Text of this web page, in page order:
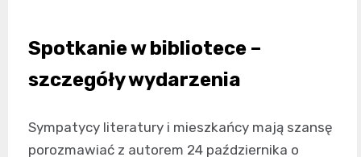
Spotkanie w bibliotece –
szczegóły wydarzenia
Sympatycy literatury i mieszkańcy mają szansę
porozmawiać z autorem 24 października o